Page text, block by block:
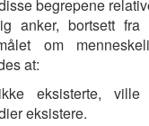
begrepene
anker, bortsett
om
at:
eksisterte, ville
eksistere.